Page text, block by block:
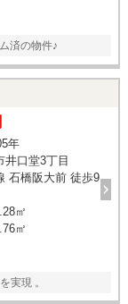
済の物件♪
年
井口堂3丁目
石橋阪大前 徒歩9
㎡
㎡
実現 。